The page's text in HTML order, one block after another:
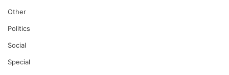
Other
Politics
Social
Special